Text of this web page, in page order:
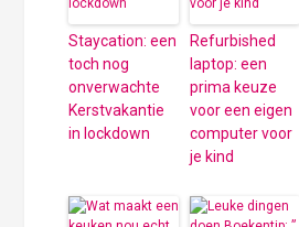
Staycation: een
toch nog
onverwachte
Kerstvakantie
in lockdown
Refurbished
laptop: een
prima keuze
voor een eigen
computer voor
je kind